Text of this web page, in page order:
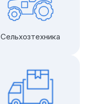
Сельхозтехника